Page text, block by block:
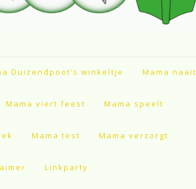
Duizendpoot’s winkeltje Mama naait
Mama viert feest Mama speelt
Mama test Mama verzorgt
Linkparty